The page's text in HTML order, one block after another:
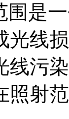
围是
光线
线污
照射